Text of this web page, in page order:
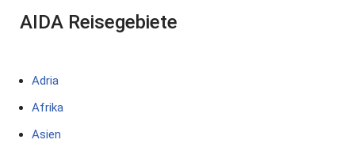
AIDA Reisegebiete
Adria
Afrika
Asien